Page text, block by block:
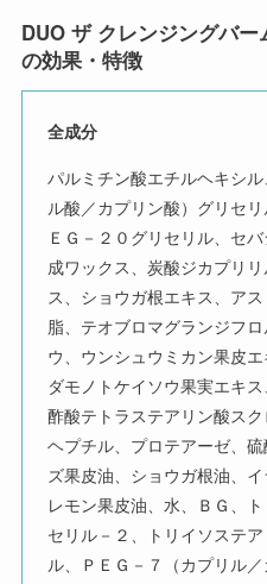
DUO ザ クレンジングバー
の効果・特徴
全成分
パルミチン酸エチルヘキシ
ル酸／カプリン酸）グリセ
ＥＧ－２０グリセリル、セ
成ワックス、炭酸ジカプリ
ス、ショウガ根エキス、ア
脂、テオブロマグランジフ
ウ、ウンシュウミカン果皮
ダモノトケイソウ果実エキ
酢酸テトラステアリン酸ス
ヘプチル、プロテアーゼ、
ズ果皮油、ショウガ根油、
レモン果皮油、水、ＢＧ、
セリル－２、トリイソステ
ル、ＰＥＧ－７（カプリル